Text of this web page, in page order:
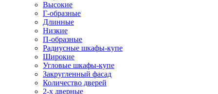
Высокие
Г-образные
Длинные
Низкие
П-образные
Радиусные шкафы-купе
Широкие
Угловые шкафы-купе
Закругленный фасад
Количество дверей
2-х дверные